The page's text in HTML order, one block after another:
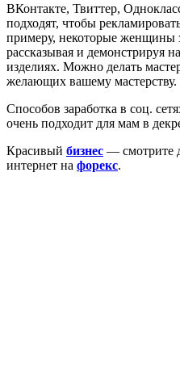
ВКонтакте, Твиттер,
подходят, чтобы
примеру, некоторые женщины
рассказывая и демонстрируя
изделиях. Можно делать
желающих вашему мастерству.
Способов заработка в соц.
очень подходит для мам в
Красивый бизнес — смотрите
интернет на форекс.